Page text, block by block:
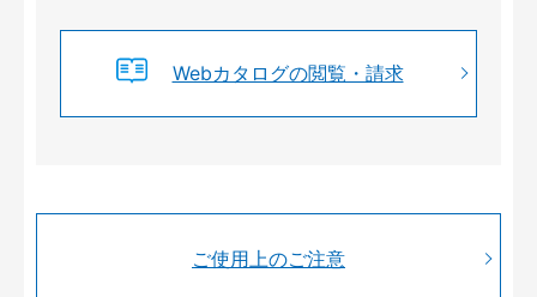
Webカタログの閲覧・請求
ご使用上のご注意